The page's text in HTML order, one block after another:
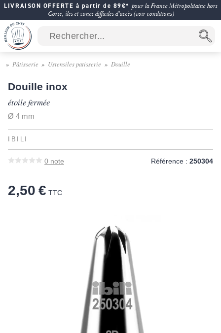
LIVRAISON OFFERTE à partir de 89€* pour la France Métropolitaine hors
Corse, îles et zones difficiles d'accès (voir conditions)
Pâtisserie Ustensiles patisserie Douille
Douille inox
étoile fermée
Ø 4 mm
IBILI
0 note Référence : 250304
2,50 € TTC